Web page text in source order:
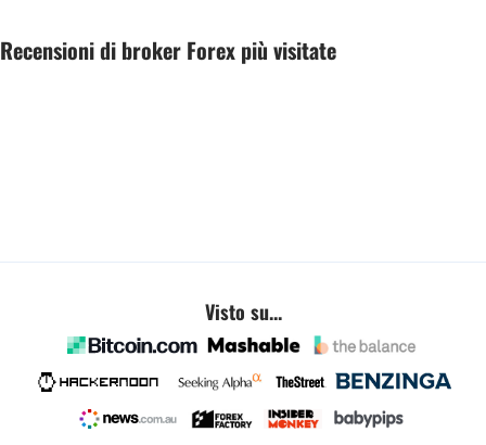
Recensioni di broker Forex più visitate
Visto su...